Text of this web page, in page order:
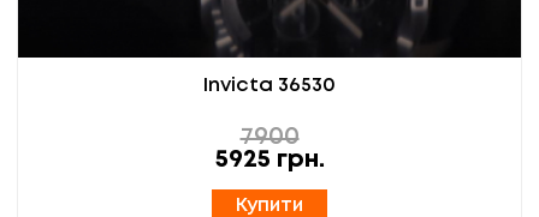
Invicta 36530
7900
5925 грн.
Купити